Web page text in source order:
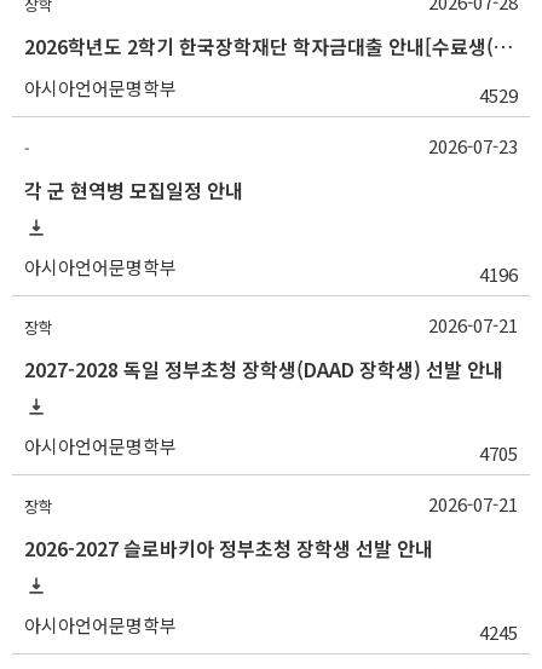
장학
2026학년도 2학기 한국장학재단 학자금대출 안내[수료생(연구생)]
아시아언어문명학부 4529
-
각 군 현역병 모집일정 안내
아시아언어문명학부 4196
2026-07-23
장학
2027-2028 독일 정부초청 장학생(DAAD 장학생) 선발 안내
아시아언어문명학부 4705
2026-07-21
장학
2026-2027 슬로바키아 정부초청 장학생 선발 안내
아시아언어문명학부 4245
2026-07-21